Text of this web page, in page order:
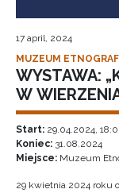
17 april, 2024
MUZEUM
WYSTAWA:
W
Start: 29.04.2024,
Koniec: 31.08.2024
Miejsce: Muzeum
29 kwietnia 2024 roku